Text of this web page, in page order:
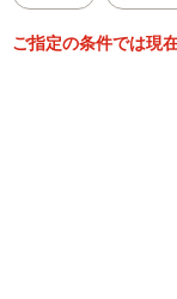
ご指定の条件では現